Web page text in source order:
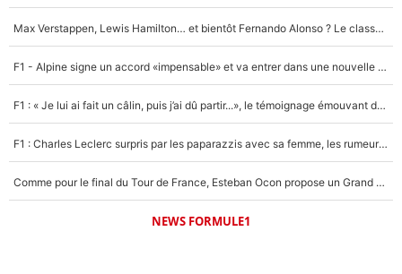
Max Verstappen, Lewis Hamilton… et bientôt Fernando Alonso ? Le classement des pilotes les mieux payés en Formule 1 risque de changer !
F1 - Alpine signe un accord «impensable» et va entrer dans une nouvelle dimension : Grande nouvelle pour Pierre Gasly !
F1 : « Je lui ai fait un câlin, puis j’ai dû partir...», le témoignage émouvant de Max Verstappen sur sa fille
F1 : Charles Leclerc surpris par les paparazzis avec sa femme, les rumeurs étaient vraies !
Comme pour le final du Tour de France, Esteban Ocon propose un Grand Prix de Formule 1 à Paris : «Autour de l’Arc de Triomphe, ce serait génial» !
NEWS FORMULE1